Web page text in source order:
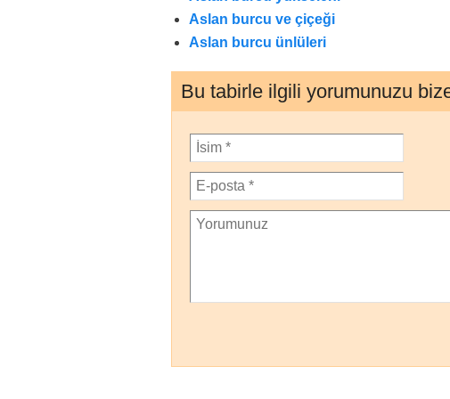
Aslan burcu ve çiçeği
Aslan burcu ünlüleri
Bu tabirle ilgili yorumunuzu